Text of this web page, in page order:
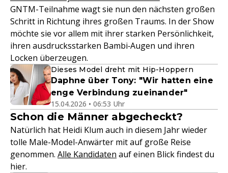
GNTM-Teilnahme wagt sie nun den nächsten großen
Schritt in Richtung ihres großen Traums. In der Show
möchte sie vor allem mit ihrer starken Persönlichkeit,
ihren ausdrucksstarken Bambi‑Augen und ihren
Locken überzeugen.
Dieses Model dreht mit Hip-Hoppern
Daphne über Tony: "Wir hatten eine
enge Verbindung zueinander"
15.04.2026 • 06:53 Uhr
Schon die Männer abgecheckt?
Natürlich hat Heidi Klum auch in diesem Jahr wieder
tolle Male-Model-Anwärter mit auf große Reise
genommen. Alle Kandidaten auf einen Blick findest du
hier.